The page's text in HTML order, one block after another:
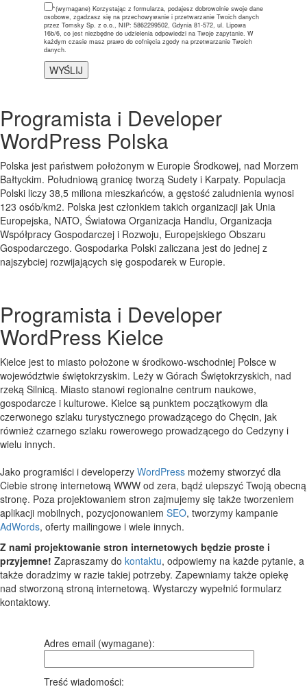
*(wymagane) Korzystając z formularza, podajesz dobrowolnie swoje dane
osobowe, zgadzasz się na przechowywanie i przetwarzanie Twoich danych
przez Tomsky Sp. z o.o., NIP: 5862299502, Gdynia 81-572, ul. Lipowa
16b/6, co jest niezbędne do udzielenia odpowiedzi na Twoje zapytanie. W
każdym czasie masz prawo do cofnięcia zgody na przetwarzanie Twoich
danych.
Programista i Developer
WordPress Polska
Polska jest państwem położonym w Europie Środkowej, nad Morzem
Bałtyckim. Południową granicę tworzą Sudety i Karpaty. Populacja
Polski liczy 38,5 miliona mieszkańców, a gęstość zaludnienia wynosi
123 osób/km2. Polska jest członkiem takich organizacji jak Unia
Europejska, NATO, Światowa Organizacja Handlu, Organizacja
Współpracy Gospodarczej i Rozwoju, Europejskiego Obszaru
Gospodarczego. Gospodarka Polski zaliczana jest do jednej z
najszybciej rozwijających się gospodarek w Europie.
Programista i Developer
WordPress Kielce
Kielce jest to miasto położone w środkowo-wschodniej Polsce w
województwie świętokrzyskim. Leży w Górach Świętokrzyskich, nad
rzeką Silnicą. Miasto stanowi regionalne centrum naukowe,
gospodarcze i kulturowe. Kielce są punktem początkowym dla
czerwonego szlaku turystycznego prowadzącego do Chęcin, jak
również czarnego szlaku rowerowego prowadzącego do Cedzyny i
wielu innych.
Jako programiści i developerzy WordPress możemy stworzyć dla
Ciebie stronę internetową WWW od zera, bądź ulepszyć Twoją obecną
stronę. Poza projektowaniem stron zajmujemy się także tworzeniem
aplikacji mobilnych, pozycjonowaniem SEO, tworzymy kampanie
AdWords, oferty mailingowe i wiele innych.
Z nami projektowanie stron internetowych będzie proste i
przyjemne! Zapraszamy do kontaktu, odpowiemy na każde pytanie, a
także doradzimy w razie takiej potrzeby. Zapewniamy także opiekę
nad stworzoną stroną internetową. Wystarczy wypełnić formularz
kontaktowy.
Adres email (wymagane):
Treść wiadomości: